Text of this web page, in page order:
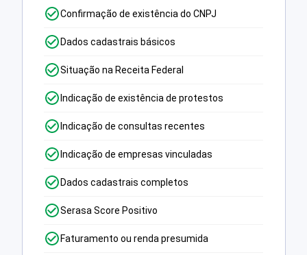
Confirmação de existência do CNPJ
Dados cadastrais básicos
Situação na Receita Federal
Indicação de existência de protestos
Indicação de consultas recentes
Indicação de empresas vinculadas
Dados cadastrais completos
Serasa Score Positivo
Faturamento ou renda presumida